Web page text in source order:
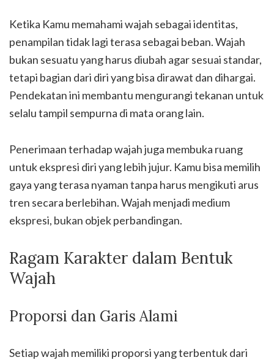
Ketika Kamu memahami wajah sebagai identitas,
penampilan tidak lagi terasa sebagai beban. Wajah
bukan sesuatu yang harus diubah agar sesuai standar,
tetapi bagian dari diri yang bisa dirawat dan dihargai.
Pendekatan ini membantu mengurangi tekanan untuk
selalu tampil sempurna di mata orang lain.
Penerimaan terhadap wajah juga membuka ruang
untuk ekspresi diri yang lebih jujur. Kamu bisa memilih
gaya yang terasa nyaman tanpa harus mengikuti arus
tren secara berlebihan. Wajah menjadi medium
ekspresi, bukan objek perbandingan.
Ragam Karakter dalam Bentuk
Wajah
Proporsi dan Garis Alami
Setiap wajah memiliki proporsi yang terbentuk dari